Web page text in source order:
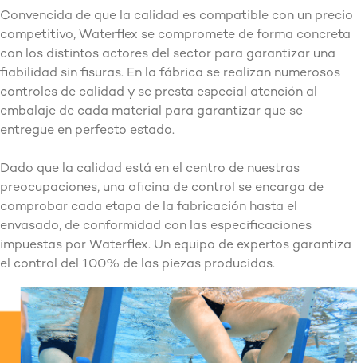
Convencida de que la calidad es compatible con un precio
competitivo, Waterflex se compromete de forma concreta
con los distintos actores del sector para garantizar una
fiabilidad sin fisuras. En la fábrica se realizan numerosos
controles de calidad y se presta especial atención al
embalaje de cada material para garantizar que se
entregue en perfecto estado.
Dado que la calidad está en el centro de nuestras
preocupaciones, una oficina de control se encarga de
comprobar cada etapa de la fabricación hasta el
envasado, de conformidad con las especificaciones
impuestas por Waterflex. Un equipo de expertos garantiza
el control del 100% de las piezas producidas.